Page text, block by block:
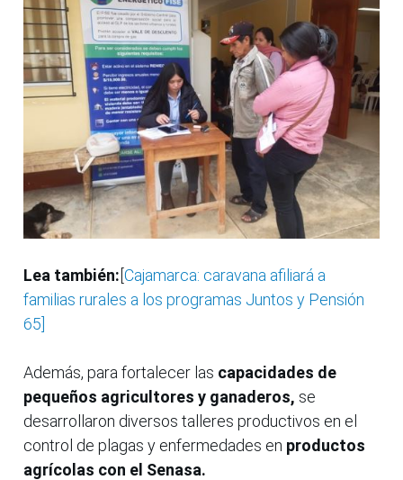
Lea también: Cajamarca: caravana afiliará a
familias rurales a los programas Juntos y Pensión
65]
Además, para fortalecer las capacidades de
pequeños agricultores y ganaderos, se
desarrollaron diversos talleres productivos en el
control de plagas y enfermedades en productos
agrícolas con el Senasa.